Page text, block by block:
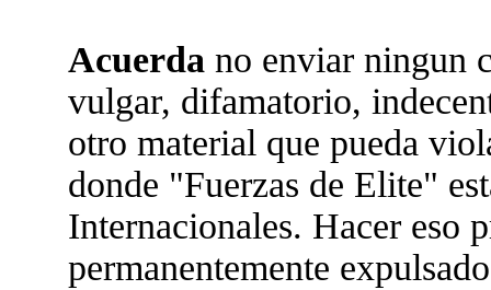
Acuerda no enviar ningun
vulgar, difamatorio,
otro material que pueda
donde "Fuerzas de Elite"
Internacionales. Hacer eso
permanentemente